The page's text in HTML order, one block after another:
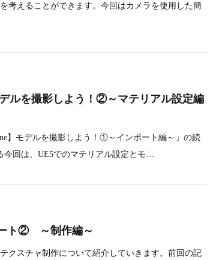
考えることができます。今回はカメラを使用した簡
デルを撮影しよう！②～マテリアル設定編
】モデルを撮影しよう！①～インポート編～」の続
今回は、UE5でのマテリアル設定とモ…
ート② ～制作編～
クスチャ制作について紹介していきます。前回の記